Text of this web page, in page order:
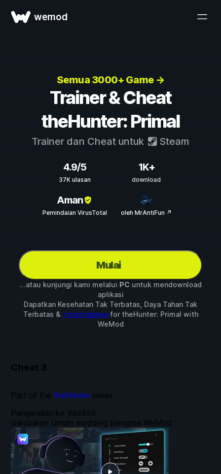
wemod
Semua 3000+ Game →
Trainer & Cheat
theHunter: Primal
Trainer dan Cheat untuk Steam
4.9/5
37K ulasan
1K+
download
Aman
Pemindaian VirusTotal oleh MrAntiFun ↗
Mulai
...atau kunjungi kami melalui PC untuk mendownload
aplikasi
Dapatkan Kesehatan Tak Terbatas, Daya Tahan Tak
Terbatas & 1 mod lainnyafor theHunter: Primal with
WeMod
Cheat 3
Pengenalan ke WeMod
Gambaran Umum modding bersama WeMod
Part of the theHunter series